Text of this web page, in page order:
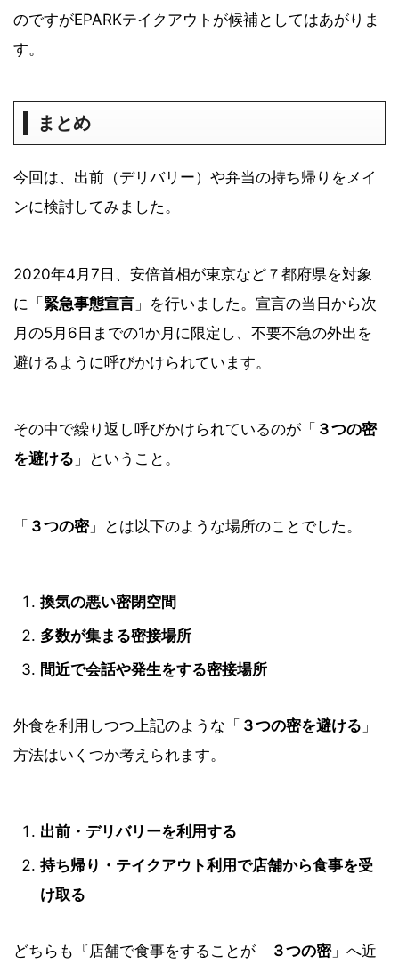
のですがEPARKテイクアウトが候補としてはあがりま
す。
まとめ
今回は、出前（デリバリー）や弁当の持ち帰りをメイ
ンに検討してみました。
2020年4月7日、安倍首相が東京など７都府県を対象
に「緊急事態宣言 」を行いました。宣言の当日から次
月の5月6日までの1か月に限定し、不要不急の外出を
避けるように呼びかけられています。
その中で繰り返し呼びかけられているのが「 ３つの密
を避ける 」ということ。
「 ３つの密」とは以下のような場所のことでした。
換気の悪い密閉空間
多数が集まる密接場所
間近で会話や発生をする密接場所
外食を利用しつつ上記のような「 ３つの密を避ける 」
方法はいくつか考えられます。
出前・デリバリーを利用する
持ち帰り・テイクアウト利用で店舗から食事を受
け取る
どちらも『店舗で食事をすることが「 ３つの密」へ近